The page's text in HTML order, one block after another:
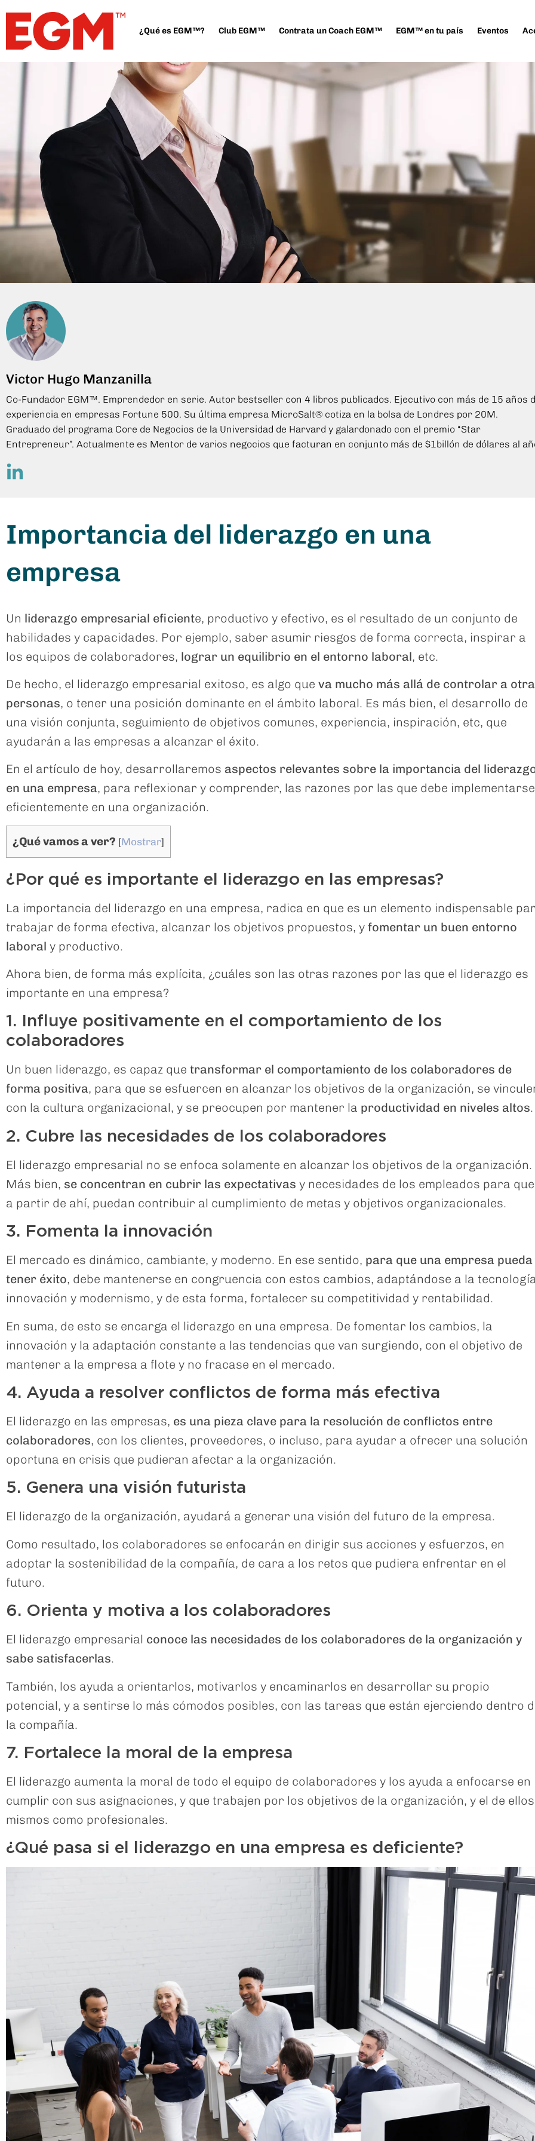
¿Qué es EGM™? Club EGM™ Contrata un Coach EGM™ EGM™ en tu país Eventos
Victor Hugo Manzanilla
Co-Fundador EGM™. Emprendedor en serie. Autor bestseller con 4 libros publicados. Ejecutivo con más de 15 años
experiencia en empresas Fortune 500. Su última empresa MicroSalt® cotiza en la bolsa de Londres por 20M.
Graduado del programa Core de Negocios de la Universidad de Harvard y galardonado con el premio “Star
Entrepreneur”. Actualmente es Mentor de varios negocios que facturan en conjunto más de $1billón de dólares al
Importancia del liderazgo en una
empresa
Un liderazgo empresarial eficiente, productivo y efectivo, es el resultado de un conjunto de
habilidades y capacidades. Por ejemplo, saber asumir riesgos de forma correcta, inspirar a
los equipos de colaboradores, lograr un equilibrio en el entorno laboral, etc.
De hecho, el liderazgo empresarial exitoso, es algo que va mucho más allá de controlar a
personas, o tener una posición dominante en el ámbito laboral. Es más bien, el desarrollo de
una visión conjunta, seguimiento de objetivos comunes, experiencia, inspiración, etc, que
ayudarán a las empresas a alcanzar el éxito.
En el artículo de hoy, desarrollaremos aspectos relevantes sobre la importancia del
en una empresa, para reflexionar y comprender, las razones por las que debe implementarse
eficientemente en una organización.
¿Qué vamos a ver? [Mostrar]
¿Por qué es importante el liderazgo en las empresas?
La importancia del liderazgo en una empresa, radica en que es un elemento indispensable
trabajar de forma efectiva, alcanzar los objetivos propuestos, y fomentar un buen entorno
laboral y productivo.
Ahora bien, de forma más explícita, ¿cuáles son las otras razones por las que el liderazgo es
importante en una empresa?
1. Influye positivamente en el comportamiento de los
colaboradores
Un buen liderazgo, es capaz que transformar el comportamiento de los colaboradores de
forma positiva, para que se esfuercen en alcanzar los objetivos de la organización, se
con la cultura organizacional, y se preocupen por mantener la productividad en niveles altos.
2. Cubre las necesidades de los colaboradores
El liderazgo empresarial no se enfoca solamente en alcanzar los objetivos de la organización.
Más bien, se concentran en cubrir las expectativas y necesidades de los empleados para
a partir de ahí, puedan contribuir al cumplimiento de metas y objetivos organizacionales.
3. Fomenta la innovación
El mercado es dinámico, cambiante, y moderno. En ese sentido, para que una empresa pueda
tener éxito, debe mantenerse en congruencia con estos cambios, adaptándose a la
innovación y modernismo, y de esta forma, fortalecer su competitividad y rentabilidad.
En suma, de esto se encarga el liderazgo en una empresa. De fomentar los cambios, la
innovación y la adaptación constante a las tendencias que van surgiendo, con el objetivo de
mantener a la empresa a flote y no fracase en el mercado.
4. Ayuda a resolver conflictos de forma más efectiva
El liderazgo en las empresas, es una pieza clave para la resolución de conflictos entre
colaboradores, con los clientes, proveedores, o incluso, para ayudar a ofrecer una solución
oportuna en crisis que pudieran afectar a la organización.
5. Genera una visión futurista
El liderazgo de la organización, ayudará a generar una visión del futuro de la empresa.
Como resultado, los colaboradores se enfocarán en dirigir sus acciones y esfuerzos, en
adoptar la sostenibilidad de la compañía, de cara a los retos que pudiera enfrentar en el
futuro.
6. Orienta y motiva a los colaboradores
El liderazgo empresarial conoce las necesidades de los colaboradores de la organización y
sabe satisfacerlas.
También, los ayuda a orientarlos, motivarlos y encaminarlos en desarrollar su propio
potencial, y a sentirse lo más cómodos posibles, con las tareas que están ejerciendo dentro
la compañía.
7. Fortalece la moral de la empresa
El liderazgo aumenta la moral de todo el equipo de colaboradores y los ayuda a enfocarse en
cumplir con sus asignaciones, y que trabajen por los objetivos de la organización, y el de ellos
mismos como profesionales.
¿Qué pasa si el liderazgo en una empresa es deficiente?